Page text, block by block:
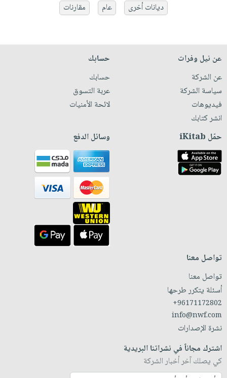
ديانات أخرى
عام مقارنات
عن نيل وفرات
عن الشركة
سياسة الشركة
فيديوهات
انشر كتابك
حسابك
حسابك
عربة التسوق
لائحة الأمنيات
حمّل iKitab وسائل الدفع
تواصل معنا
تواصل معنا
أسئلة يتكرر طرحها
+96171172802
info@nwf.com
نشرة الإصدارات
اشترك مجاناً في نشراتنا البريدية
كي يصلك آخر أخبار الشركة